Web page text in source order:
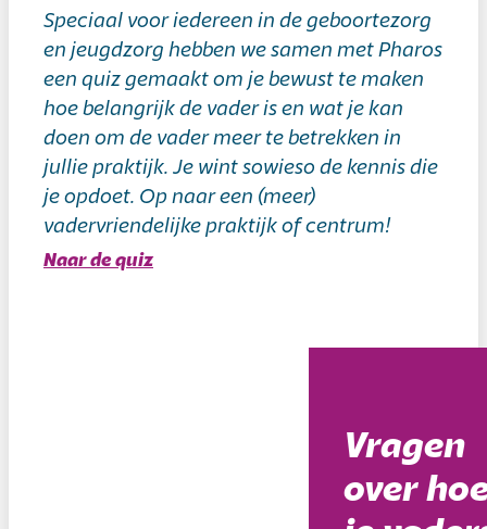
Speciaal voor iedereen in de geboortezorg
en jeugdzorg hebben we samen met Pharos
een quiz gemaakt om je bewust te maken
hoe belangrijk de vader is en wat je kan
doen om de vader meer te betrekken in
jullie praktijk. Je wint sowieso de kennis die
je opdoet. Op naar een (meer)
vadervriendelijke praktijk of centrum!
Naar de quiz
Vragen
over